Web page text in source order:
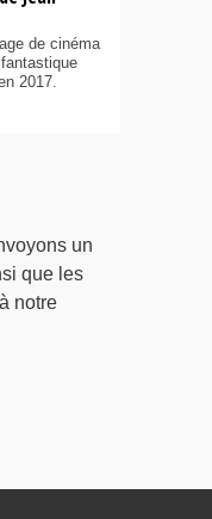
de cinéma
2017.
un
que les
notre